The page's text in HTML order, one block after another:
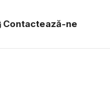
Contactează-ne